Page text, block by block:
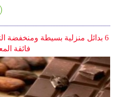
6 بدائل منزلية بسيطة ومنخفضة
فائقة